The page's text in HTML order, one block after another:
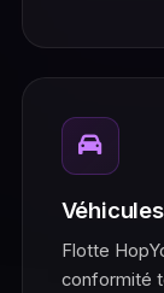
Flotte
conformité